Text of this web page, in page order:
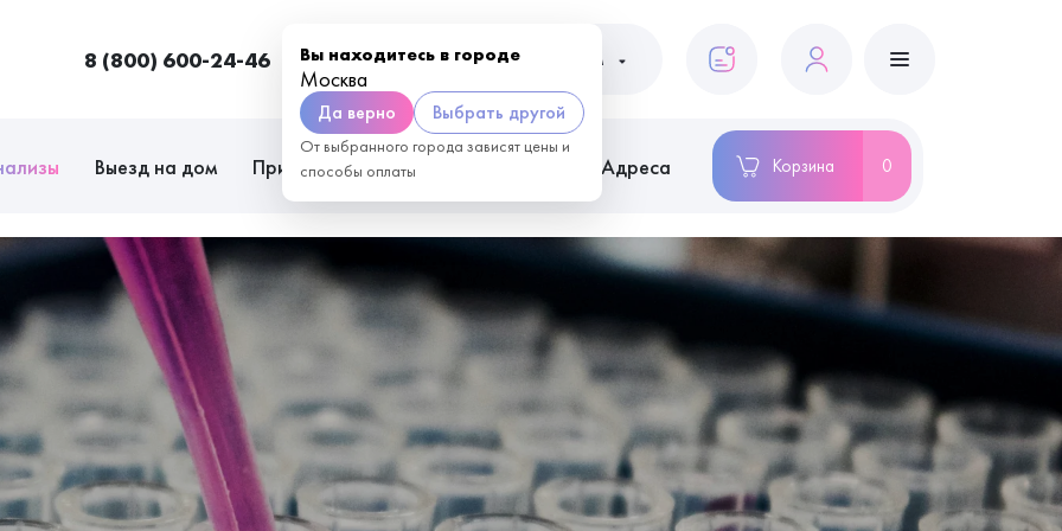
8 (800) 600-24-46 Вы находитесь в городе
Москва
Да верно Выбрать другой
От выбранного города зависят цены и
способы оплаты
Москва Пациентам
Выезд на дом Приём врачей Адреса Корзина 0